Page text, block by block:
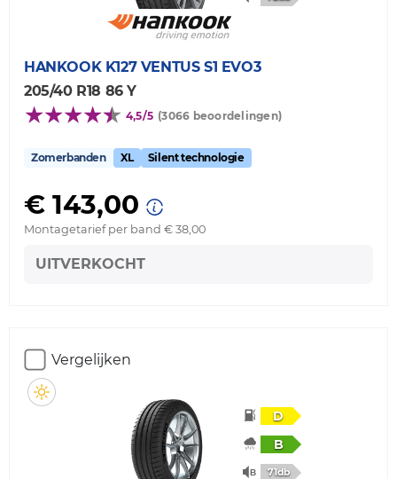
HANKOOK K127 VENTUS S1 EVO3
205/40 R18 86 Y
4,5/5 (3066 beoordelingen)
Zomerbanden XL Silent technologie
€ 143,00
Montagetarief per band € 38,00
UITVERKOCHT
Vergelijken
D
B
71db